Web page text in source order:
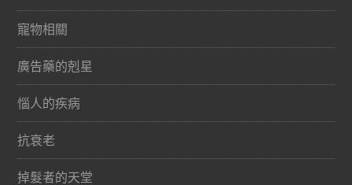
寵物相關
廣告藥的剋星
惱人的疾病
抗衰老
掉髮者的天堂